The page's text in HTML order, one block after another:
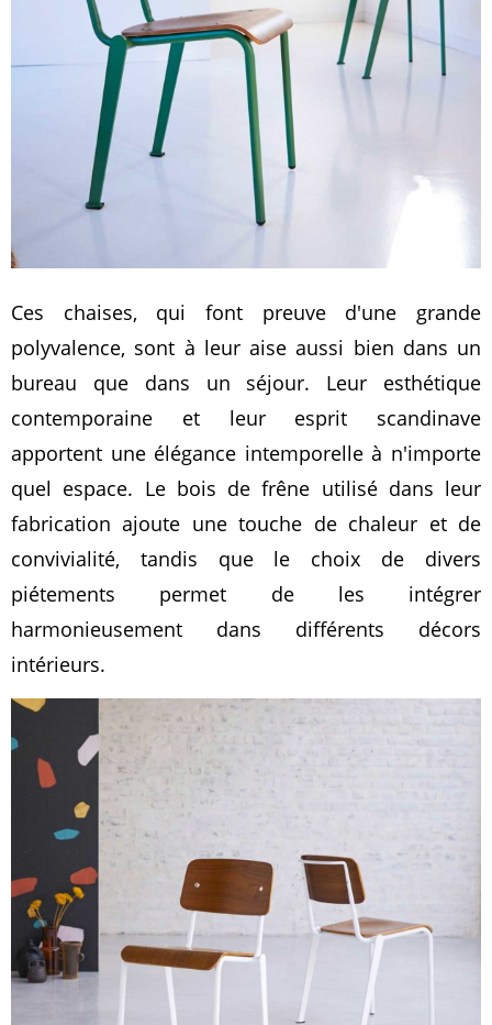
Ces chaises, qui font preuve d'une grande
polyvalence, sont à leur aise aussi bien dans un
bureau que dans un séjour. Leur esthétique
contemporaine et leur esprit scandinave
apportent une élégance intemporelle à n'importe
quel espace. Le bois de frêne utilisé dans leur
fabrication ajoute une touche de chaleur et de
convivialité, tandis que le choix de divers
piétements permet de les intégrer
harmonieusement dans différents décors
intérieurs.